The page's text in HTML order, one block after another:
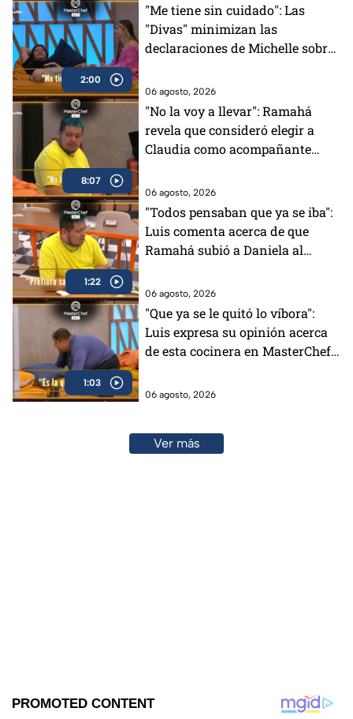
2:00
"Me tiene sin cuidado": Las
"Divas" minimizan las
declaraciones de Michelle sobre
MasterChef 24/7 (VIDEO)
06 agosto, 2026
8:07
"No la voy a llevar": Ramahá
revela que consideró elegir a
Claudia como acompañante
MasterChef (VIDEO)
06 agosto, 2026
1:22
"Todos pensaban que ya se iba":
Luis comenta acerca de que
Ramahá subió a Daniela al
06 agosto, 2026
1:03
"Que ya se le quitó lo víbora":
Luis expresa su opinión acerca
de esta cocinera en MasterChef
06 agosto, 2026
Ver más